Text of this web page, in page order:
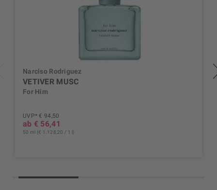
Narciso Rodriguez
VETIVER MUSC
For Him
UVP* € 94,50
ab € 56,41
50 ml (€ 1.128,20 / 1 l)